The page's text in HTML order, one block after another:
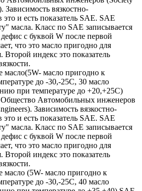
Зависимость вязкостно-
и есть показатель SAE. SAE
масла. Класс по SAE записывается
с буквой W после первой
что это масло пригодно для
Второй индекс это показатель
масло(5W- масло пригодно к
до -30,-25С, 30 масло
при температуре до +20,+25С)
Общество Автомобильных инженеров
Зависимость вязкостно-
и есть показатель SAE. SAE
масла. Класс по SAE записывается
с буквой W после первой
что это масло пригодно для
Второй индекс это показатель
масло (5W- масло пригодно к
до -30,-25С, 40 масло